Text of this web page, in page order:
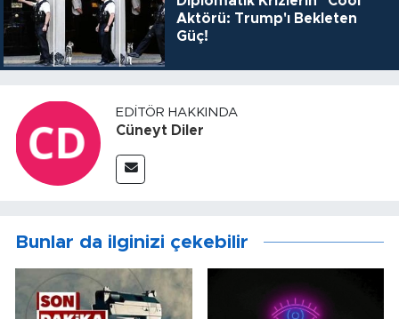
Aktörü: Trump'ı Bekleten
Güç!
EDITÖR HAKKINDA
Cüneyt Diler
Bunlar da ilginizi çekebilir